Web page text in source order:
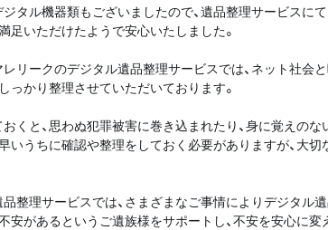
タル機器類もございましたので、遺品整理サービスに
足いただけたようで安心いたしました。
リークのデジタル遺品整理サービスでは、ネット社会
っかり整理させていただいております。
くと、思わぬ犯罪被害に巻き込まれたり、身に覚え
いうちに確認や整理をしておく必要がありますが、大
整理サービスでは、さまざまなご事情によりデジタ
安があるというご遺族様をサポートし、不安を安心に